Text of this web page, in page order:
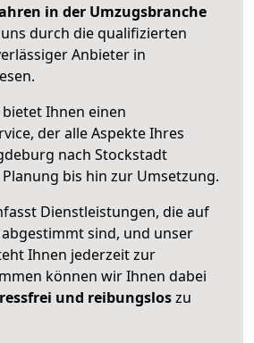
in der Umzugsbranche
durch die qualifizierten
Anbieter in
bietet Ihnen einen
der alle Aspekte Ihres
nach Stockstadt
bis hin zur Umsetzung.
Dienstleistungen, die auf
sind, und unser
Ihnen jederzeit zur
können wir Ihnen dabei
und reibungsloszu